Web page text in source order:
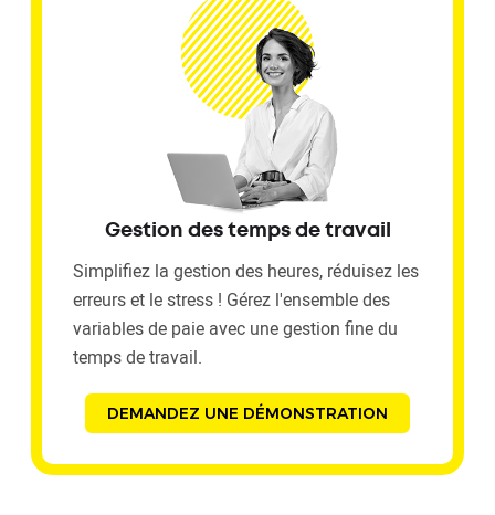
Gestion des temps de travail
Simplifiez la gestion des heures, réduisez les
erreurs et le stress ! Gérez l'ensemble des
variables de paie avec une gestion fine du
temps de travail.
DEMANDEZ UNE DÉMONSTRATION